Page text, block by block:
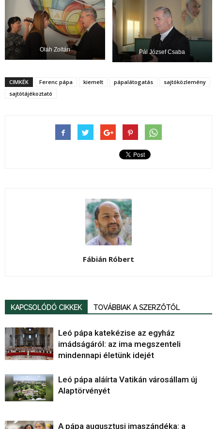
Oláh Zoltán Pál József Csaba
CIMKÉK Ferenc pápa kiemelt pápalátogatás
sajtóközlemény
sajtótájékoztató
Fábián Róbert
KAPCSOLÓDÓ CIKKEK TOVÁBBIAK A SZERZŐTŐL
Leó pápa katekézise az egyház
imádságáról: az ima megszenteli
mindennapi életünk idejét
Leó pápa aláírta Vatikán városállam új
Alaptörvényét
A pápa augusztusi imaszándéka: a